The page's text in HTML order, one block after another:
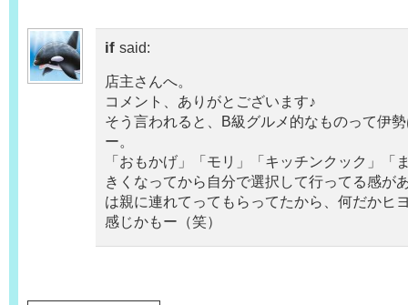
if said:
店主さんへ。
コメント、ありがとございます♪
そう言われると、B級グルメ的なものって伊
ー。
「おもかげ」「モリ」「キッチンクック」「
きくなってから自分で選択して行ってる感が
は親に連れてってもらってたから、何だかヒ
感じかもー（笑）